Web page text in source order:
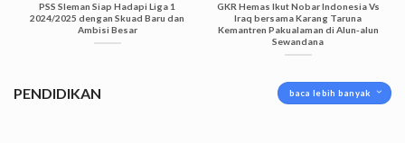
PSS Sleman Siap Hadapi Liga 1
2024/2025 dengan Skuad Baru dan
Ambisi Besar
GKR Hemas Ikut Nobar Indonesia Vs
Iraq bersama Karang Taruna
Kemantren Pakualaman di Alun-alun
Sewandana
PENDIDIKAN baca lebih banyak